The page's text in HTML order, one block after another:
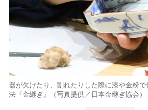
器が欠けたり、割れたりした際に漆や金粉
法『金継ぎ』（写真提供／日本金継ぎ協会）